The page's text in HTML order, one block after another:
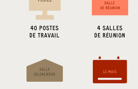
40 POSTES
DE TRAVAIL
4 SALLES
DE RÉUNION